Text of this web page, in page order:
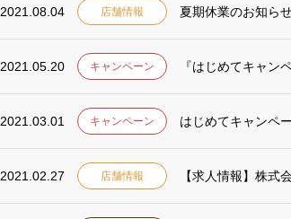
2021.08.04 店舗情報 夏期休業のお知ら
2021.05.20 キャンペーン 『はじめてキャン
2021.03.01 キャンペーン はじめてキャンペ
2021.02.27 店舗情報 【求人情報】株式